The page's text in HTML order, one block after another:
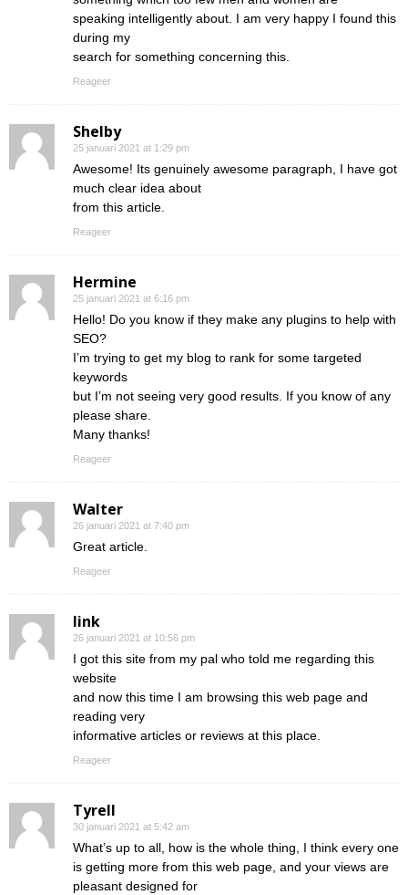
speaking intelligently about. I am very happy I found this
during my
search for something concerning this.
Reageer
Shelby
25 januari 2021 at 1:29 pm
Awesome! Its genuinely awesome paragraph, I have got
much clear idea about
from this article.
Reageer
Hermine
25 januari 2021 at 6:16 pm
Hello! Do you know if they make any plugins to help with
SEO?
I’m trying to get my blog to rank for some targeted
keywords
but I’m not seeing very good results. If you know of any
please share.
Many thanks!
Reageer
Walter
26 januari 2021 at 7:40 pm
Great article.
Reageer
link
26 januari 2021 at 10:56 pm
I got this site from my pal who told me regarding this
website
and now this time I am browsing this web page and
reading very
informative articles or reviews at this place.
Reageer
Tyrell
30 januari 2021 at 5:42 am
What’s up to all, how is the whole thing, I think every one
is getting more from this web page, and your views are
pleasant designed for